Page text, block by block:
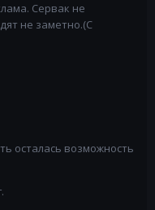
Сервак не
не заметно.(С
осталась возможность